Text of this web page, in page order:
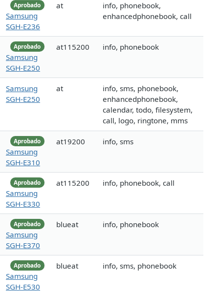
Aprobado
Samsung
SGH-E236
at
info, phonebook,
enhancedphonebook, call
Aprobado
Samsung
SGH-E250
at115200 info, phonebook
Samsung
SGH-E250
at
info, sms, phonebook,
enhancedphonebook,
calendar, todo, filesystem,
call, logo, ringtone, mms
Aprobado
Samsung
SGH-E310
at19200 info, sms
Aprobado
Samsung
SGH-E330
at115200 info, phonebook, call
Aprobado
Samsung
SGH-E370
blueat info, phonebook
Aprobado
Samsung
SGH-E530
blueat info, sms, phonebook